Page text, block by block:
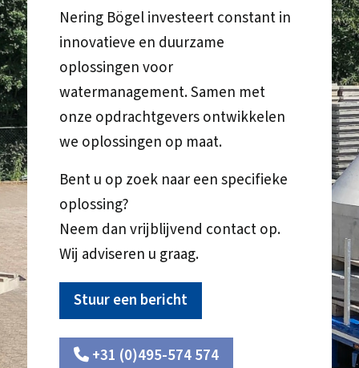
Nering Bögel investeert constant in
innovatieve en duurzame
oplossingen voor
watermanagement. Samen met
onze opdrachtgevers ontwikkelen
we oplossingen op maat.
Bent u op zoek naar een specifieke
oplossing?
Neem dan vrijblijvend contact op.
Wij adviseren u graag.
Stuur een bericht
+31 (0)495-574 574